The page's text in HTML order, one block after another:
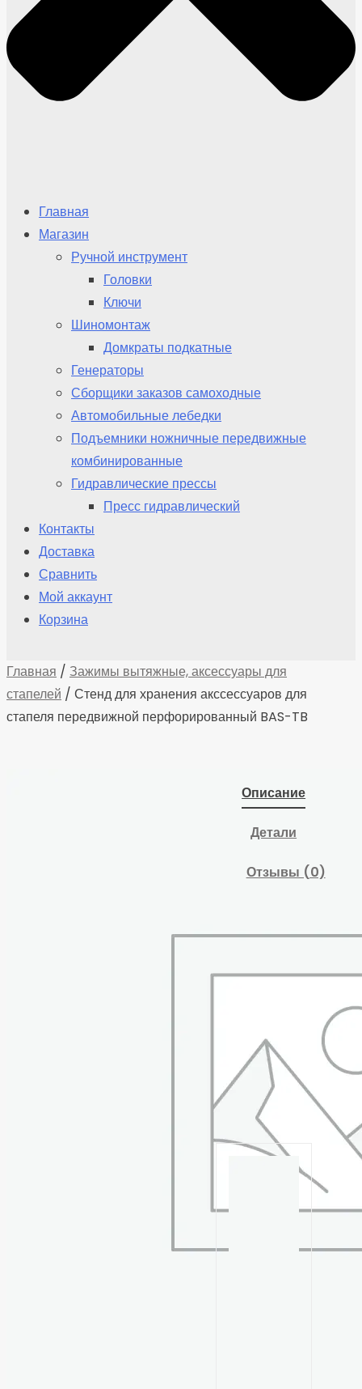
Главная
Магазин
Ручной инструмент
Головки
Ключи
Шиномонтаж
Домкраты подкатные
Генераторы
Сборщики заказов самоходные
Автомобильные лебедки
Подъемники ножничные передвижные
комбинированные
Гидравлические прессы
Пресс гидравлический
Контакты
Доставка
Сравнить
Мой аккаунт
Корзина
Главная / Зажимы вытяжные, аксессуары для
стапелей / Стенд для хранения акссессуаров для
стапеля передвижной перфорированный BAS-TB
Описание
Детали
Отзывы (0)
перфорированный
акссессуаров для
Похожие